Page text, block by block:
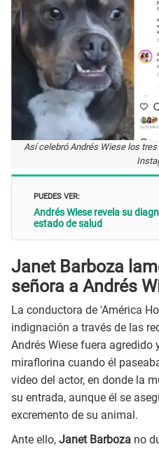
Así celebró Andrés Wiese los
PUEDES VER:
Andrés Wiese revela su
estado de salud
Janet Barboza
señora a Andrés
La conductora de 'América
indignación a través de las
Andrés Wiese fuera
miraflorina cuando él
video del actor, en donde la
su entrada, aunque él se
excremento de su animal.
Ante ello, Janet Barboza no